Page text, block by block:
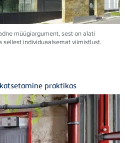
müügiargument, sest on alati
sellest individuaalsemat viimistlust.
praktikas